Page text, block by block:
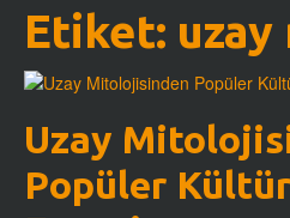
Etiket:
Uzay
Popüler